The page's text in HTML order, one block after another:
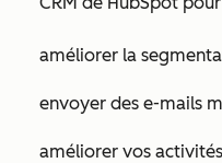
améliorer la
envoyer des e-mails
améliorer vos